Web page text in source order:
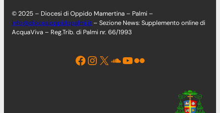
© 2025 – Diocesi di Oppido Mamertina – Palmi –
info@diocesioppidopalmi.it – Sezione News: Supplemento online di
AcquaViva – Reg.Trib. di Palmi nr. 66/1993
Facebook Instagram X Soundcloud YouTube Flickr